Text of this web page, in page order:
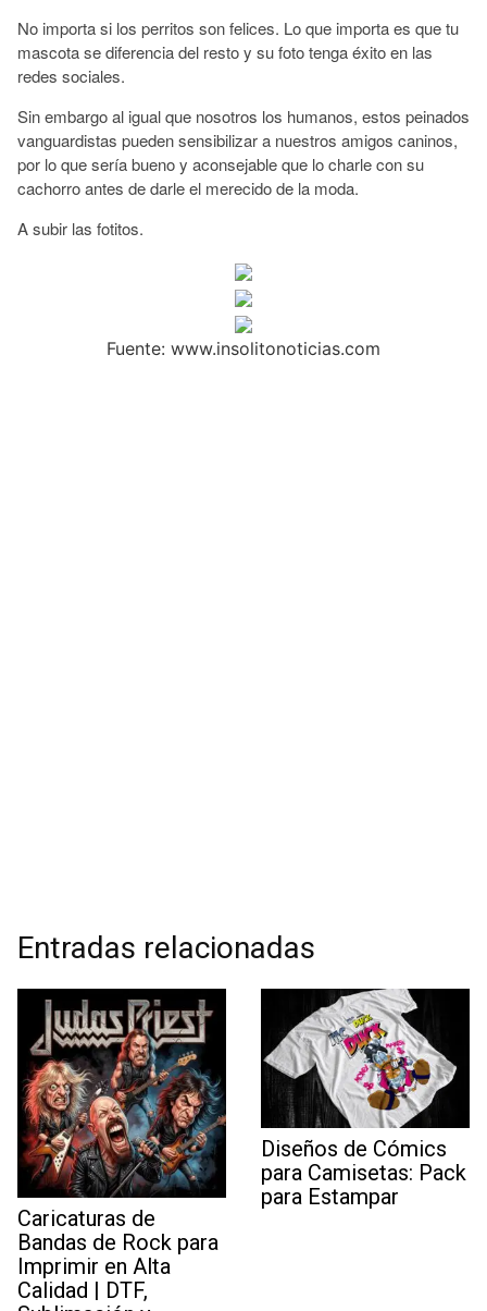
No importa si los perritos son felices. Lo que importa es que tu
mascota se diferencia del resto y su foto tenga éxito en las
redes sociales.
Sin embargo al igual que nosotros los humanos, estos peinados
vanguardistas pueden sensibilizar a nuestros amigos caninos,
por lo que sería bueno y aconsejable que lo charle con su
cachorro antes de darle el merecido de la moda.
A subir las fotitos.
Fuente: www.insolitonoticias.com
Entradas relacionadas
Caricaturas de
Bandas de Rock para
Imprimir en Alta
Calidad | DTF,
Diseños de Cómics
para Camisetas: Pack
para Estampar